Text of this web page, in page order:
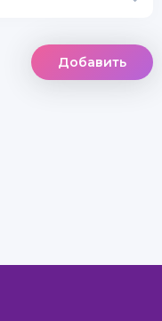
Добавить